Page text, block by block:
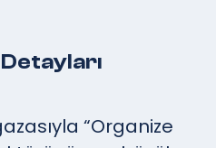
“Organize